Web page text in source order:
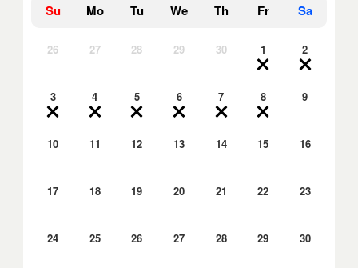
Su Mo Tu We Th Fr Sa
26 27 28 29 30 1 2
3 4 5 6 7 8 9
10 11 12 13 14 15 16
17 18 19 20 21 22 23
24 25 26 27 28 29 30